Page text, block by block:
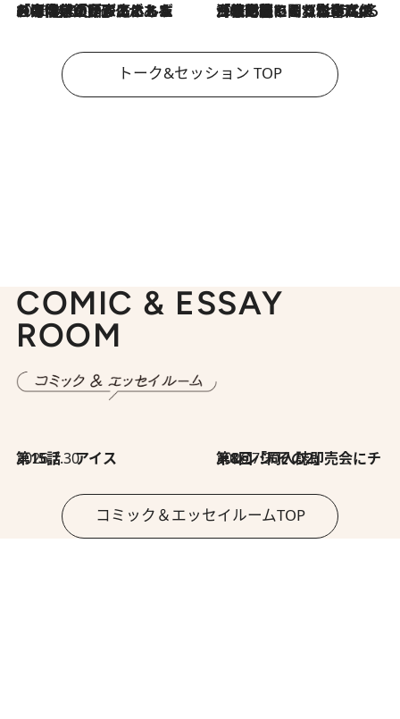
2026.8.3
「今後値上げがあるとすれば…」「リスクがあるのは今年の冬」エネルギー専門家が語る、ホルムズ海峡封鎖が家庭にもたらす“ある心配” 2026.8.3
「住宅建てられない…」「サーチャージ料の高値が続いている」ホルムズ海峡封鎖による影響はいつまで続く？《エネルギー専門家に聞く“どうなる日本の暮らし”》
トーク&セッション TOP
COMIC & ESSAY
ROOM
2026.7.30
第15話 アイス 2026.7.30
第8回「同人誌即売会にチャレンジ その2」
コミック＆エッセイルームTOP